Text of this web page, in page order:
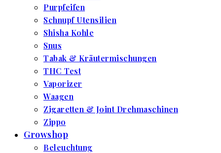
Purpfeifen
Schnupf Utensilien
Shisha Kohle
Snus
Tabak & Kräutermischungen
THC Test
Vaporizer
Waagen
Zigaretten & Joint Drehmaschinen
Zippo
Growshop
Beleuchtung